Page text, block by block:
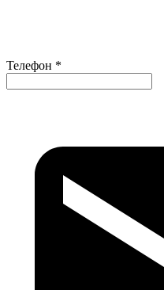
Телефон *